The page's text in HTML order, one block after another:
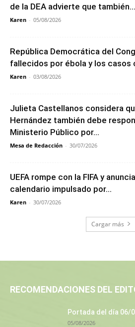
de la DEA advierte que también...
Karen - 05/08/2026
República Democrática del
fallecidos por ébola y los casos
Karen - 03/08/2026
Julieta Castellanos considera
Hernández también debe
Ministerio Público por...
Mesa de Redacción - 30/07/2026
UEFA rompe con la FIFA y
calendario impulsado por...
Karen - 30/07/2026
Cargar más
RECOMENDACIONES DEL
Portada del día 06/
05/08/2026